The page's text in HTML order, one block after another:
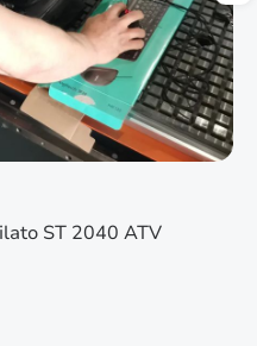
ST 2040 ATV